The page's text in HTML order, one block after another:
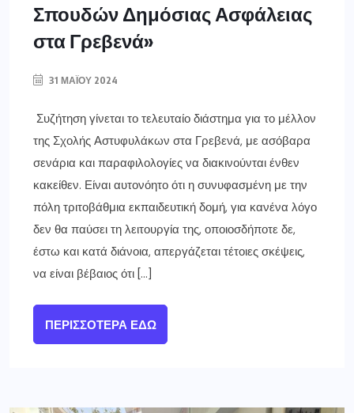
Σπουδών Δημόσιας Ασφάλειας
στα Γρεβενά»
31 ΜΑΪ́ΟΥ 2024
Συζήτηση γίνεται το τελευταίο διάστημα για το μέλλον
της Σχολής Αστυφυλάκων στα Γρεβενά, με ασόβαρα
σενάρια και παραφιλολογίες να διακινούνται ένθεν
κακείθεν. Είναι αυτονόητο ότι η συνυφασμένη με την
πόλη τριτοβάθμια εκπαιδευτική δομή, για κανένα λόγο
δεν θα παύσει τη λειτουργία της, οποιοσδήποτε δε,
έστω και κατά διάνοια, απεργάζεται τέτοιες σκέψεις,
να είναι βέβαιος ότι […]
ΠΕΡΙΣΣΌΤΕΡΑ ΕΔΏ